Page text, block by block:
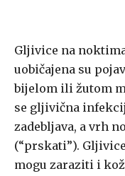
Gljivice na
uobičajena su
bijelom ili žutom
se gljivična
zadebljava, a vrh
(“prskati”).
mogu zaraziti i